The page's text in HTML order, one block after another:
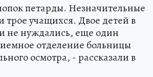
петарды. Незначительные
трое учащихся. Двое детей в
не нуждались, еще один
отделение больницы
осмотра, - рассказали в